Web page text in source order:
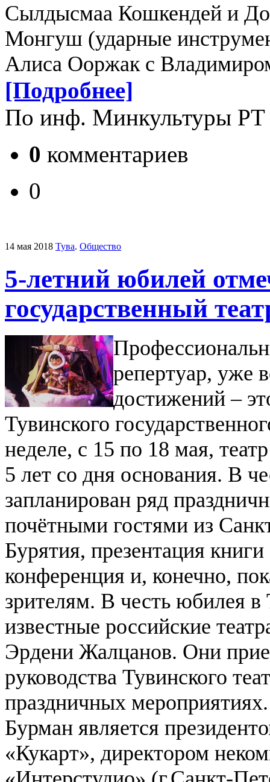
Сылдысмаа Кошкендей и
Монгуш (ударные
Алиса Ооржак с
[Подробнее]
По инф. Минкультуры РТ
0 комментариев
0
14 мая 2018 Тува. Общество
5-летний юбилей
государственный
репертуар, уже
достижений –
Тувинского
неделе, с 15 по 18 мая,
5 лет со дня основания. В
запланирован ряд
почётными гостями из
Бурятия, презентация
конференция и, конечно,
зрителям. В честь юбилея в
известные российские
Эрдени Жалцанов. Они
руководства Тувинского
праздничных
Бурман является
«Кукарт», директором